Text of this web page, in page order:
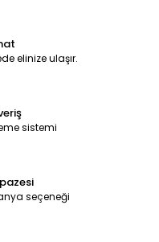
elinize ulaşır.
sistemi
seçeneği